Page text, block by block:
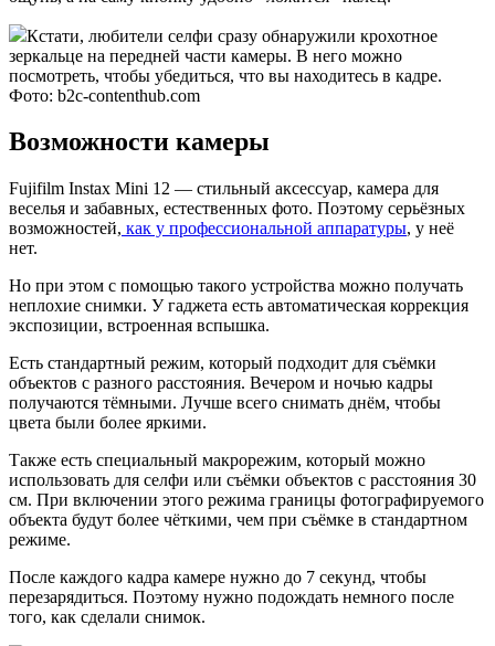
Кстати, любители селфи сразу обнаружили крохотное
зеркальце на передней части камеры. В него можно
посмотреть, чтобы убедиться, что вы находитесь в кадре.
Фото: b2c-contenthub.com
Возможности камеры
Fujifilm Instax Mini 12 — стильный аксессуар, камера для
веселья и забавных, естественных фото. Поэтому серьёзных
возможностей, как у профессиональной аппаратуры, у неё
нет.
Но при этом с помощью такого устройства можно получать
неплохие снимки. У гаджета есть автоматическая коррекция
экспозиции, встроенная вспышка.
Есть стандартный режим, который подходит для съёмки
объектов с разного расстояния. Вечером и ночью кадры
получаются тёмными. Лучше всего снимать днём, чтобы
цвета были более яркими.
Также есть специальный макрорежим, который можно
использовать для селфи или съёмки объектов с расстояния 30
см. При включении этого режима границы фотографируемого
объекта будут более чёткими, чем при съёмке в стандартном
режиме.
После каждого кадра камере нужно до 7 секунд, чтобы
перезарядиться. Поэтому нужно подождать немного после
того, как сделали снимок.